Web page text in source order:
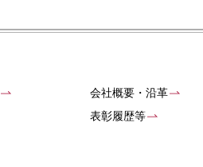
会社概要・沿革
表彰履歴等